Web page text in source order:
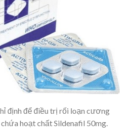
định để điều trị rối loạn cương
hoạt chất Sildenafil 50mg.